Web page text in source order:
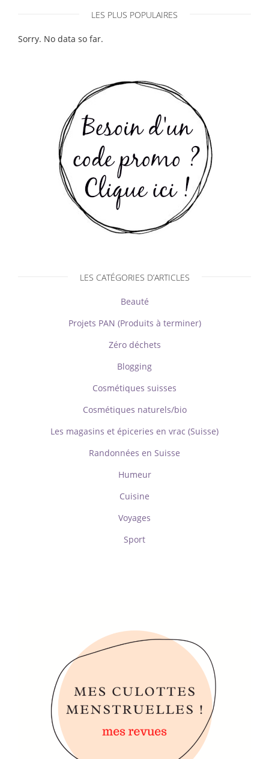
LES PLUS POPULAIRES
Sorry. No data so far.
LES CATÉGORIES D’ARTICLES
Beauté
Projets PAN (Produits à terminer)
Zéro déchets
Blogging
Cosmétiques suisses
Cosmétiques naturels/bio
Les magasins et épiceries en vrac (Suisse)
Randonnées en Suisse
Humeur
Cuisine
Voyages
Sport